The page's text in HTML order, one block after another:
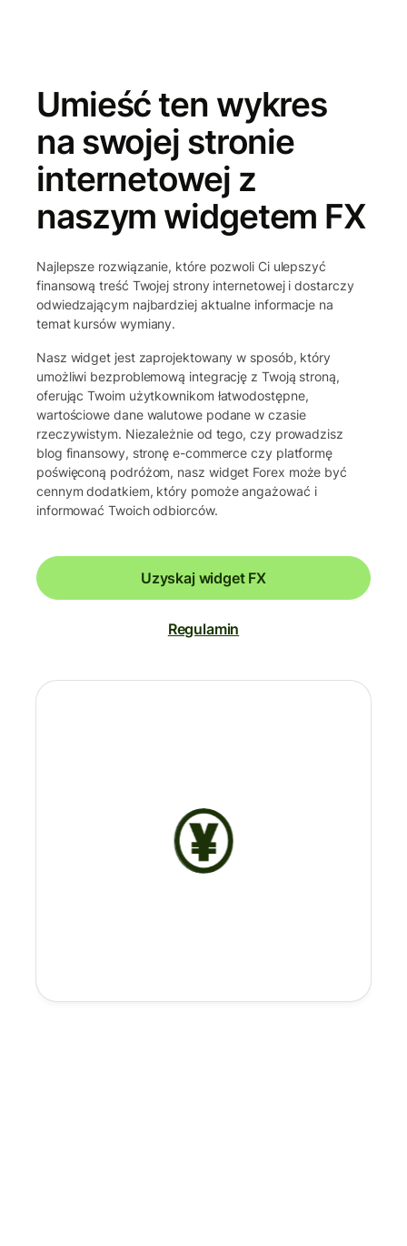
Umieść ten wykres
na swojej stronie
internetowej z
naszym widgetem FX
Najlepsze rozwiązanie, które pozwoli Ci ulepszyć
finansową treść Twojej strony internetowej i dostarczy
odwiedzającym najbardziej aktualne informacje na
temat kursów wymiany.
Nasz widget jest zaprojektowany w sposób, który
umożliwi bezproblemową integrację z Twoją stroną,
oferując Twoim użytkownikom łatwodostępne,
wartościowe dane walutowe podane w czasie
rzeczywistym. Niezależnie od tego, czy prowadzisz
blog finansowy, stronę e-commerce czy platformę
poświęconą podróżom, nasz widget Forex może być
cennym dodatkiem, który pomoże angażować i
informować Twoich odbiorców.
Uzyskaj widget FX
Regulamin